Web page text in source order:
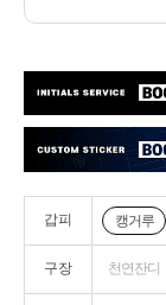
갑피 캥거루
구장 천연잔디